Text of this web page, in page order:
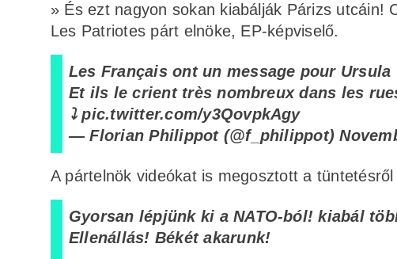
» És ezt nagyon sokan kiabálják Párizs utcáin!
Les Patriotes párt elnöke, EP-képviselő.
Les Français ont un message pour
Et ils le crient très nombreux dans les
⤵️pic.twitter.com/y3QovpkAgy
— Florian Philippot (@f_philippot)
A pártelnök videókat is megosztott a
Gyorsan lépjünk ki a NATO-ból! kiabál
Ellenállás! Békét akarunk!